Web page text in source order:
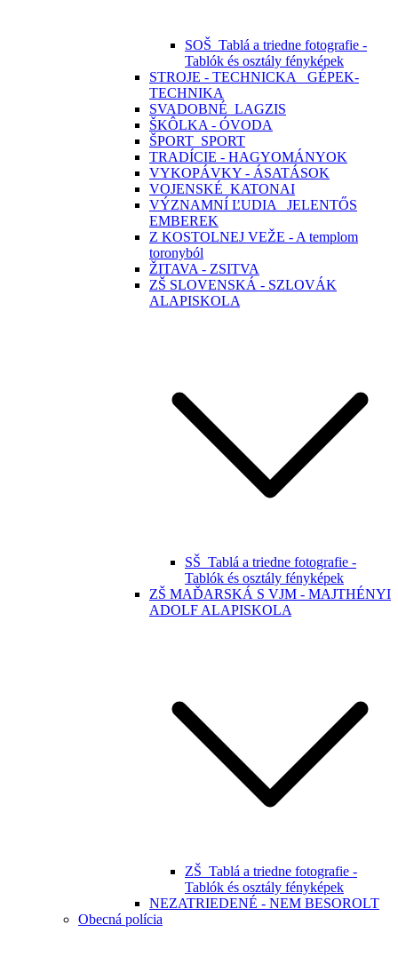
SOŠ_Tablá a triedne fotografie -
Tablók és osztály fényképek
STROJE - TECHNICKA_ GÉPEK-
TECHNIKA
SVADOBNÉ_LAGZIS
ŠKÔLKA - ÓVODA
ŠPORT_SPORT
TRADÍCIE - HAGYOMÁNYOK
VYKOPÁVKY - ÁSATÁSOK
VOJENSKÉ_KATONAI
VÝZNAMNÍ ĽUDIA _JELENTŐS
EMBEREK
Z KOSTOLNEJ VEŽE - A templom
toronyból
ŽITAVA - ZSITVA
ZŠ SLOVENSKÁ - SZLOVÁK
ALAPISKOLA
SŠ_Tablá a triedne fotografie -
Tablók és osztály fényképek
ZŠ MAĎARSKÁ S VJM - MAJTHÉNYI
ADOLF ALAPISKOLA
ZŠ_Tablá a triedne fotografie -
Tablók és osztály fényképek
NEZATRIEDENÉ - NEM BESOROLT
Obecná polícia